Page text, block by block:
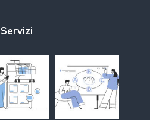
Servizi